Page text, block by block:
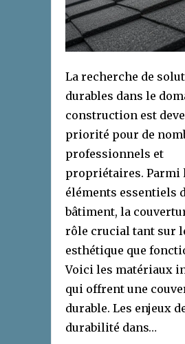
La recherche de
durables dans le
construction est
priorité pour de
professionnels et
propriétaires. Parmi
éléments essentiels
bâtiment, la
rôle crucial tant sur
esthétique que
Voici les matériaux
qui offrent une
durable. Les enjeux
durabilité dans…